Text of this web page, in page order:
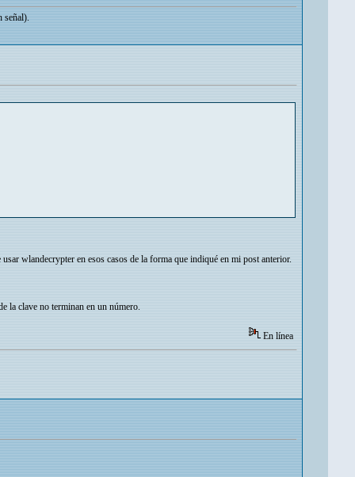
señal).
wlandecrypter en esos casos de la forma que indiqué en mi post anterior.
la clave no terminan en un número.
En línea